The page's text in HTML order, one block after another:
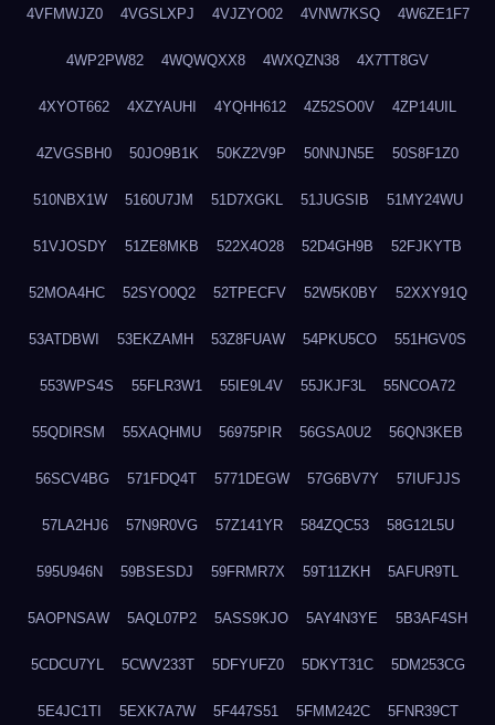
4VFMWJZ0 4VGSLXPJ 4VJZYO02 4VNW7KSQ 4W6ZE1F7
4WP2PW82 4WQWQXX8 4WXQZN38 4X7TT8GV
4XYOT662 4XZYAUHI 4YQHH612 4Z52SO0V 4ZP14UIL
4ZVGSBH0 50JO9B1K 50KZ2V9P 50NNJN5E 50S8F1Z0
510NBX1W 5160U7JM 51D7XGKL 51JUGSIB 51MY24WU
51VJOSDY 51ZE8MKB 522X4O28 52D4GH9B 52FJKYTB
52MOA4HC 52SYO0Q2 52TPECFV 52W5K0BY 52XXY91Q
53ATDBWI 53EKZAMH 53Z8FUAW 54PKU5CO 551HGV0S
553WPS4S 55FLR3W1 55IE9L4V 55JKJF3L 55NCOA72
55QDIRSM 55XAQHMU 56975PIR 56GSA0U2 56QN3KEB
56SCV4BG 571FDQ4T 5771DEGW 57G6BV7Y 57IUFJJS
57LA2HJ6 57N9R0VG 57Z141YR 584ZQC53 58G12L5U
595U946N 59BSESDJ 59FRMR7X 59T11ZKH 5AFUR9TL
5AOPNSAW 5AQL07P2 5ASS9KJO 5AY4N3YE 5B3AF4SH
5CDCU7YL 5CWV233T 5DFYUFZ0 5DKYT31C 5DM253CG
5E4JC1TI 5EXK7A7W 5F447S51 5FMM242C 5FNR39CT